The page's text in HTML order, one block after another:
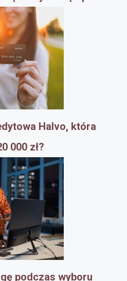
Halvo, która
000 zł?
podczas wyboru